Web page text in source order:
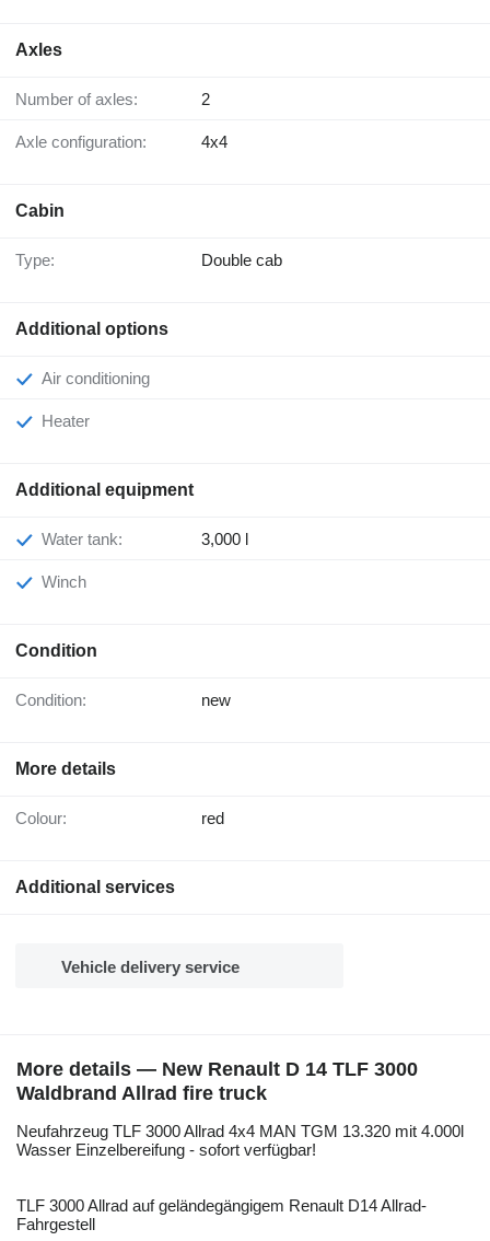
Axles
Number of axles: 2
Axle configuration: 4x4
Cabin
Type: Double cab
Additional options
Air conditioning
Heater
Additional equipment
Water tank: 3,000 l
Winch
Condition
Condition: new
More details
Colour: red
Additional services
Vehicle delivery service
More details — New Renault D 14 TLF 3000
Waldbrand Allrad fire truck
Neufahrzeug TLF 3000 Allrad 4x4 MAN TGM 13.320 mit 4.000l
Wasser Einzelbereifung - sofort verfügbar!
TLF 3000 Allrad auf geländegängigem Renault D14 Allrad-
Fahrgestell